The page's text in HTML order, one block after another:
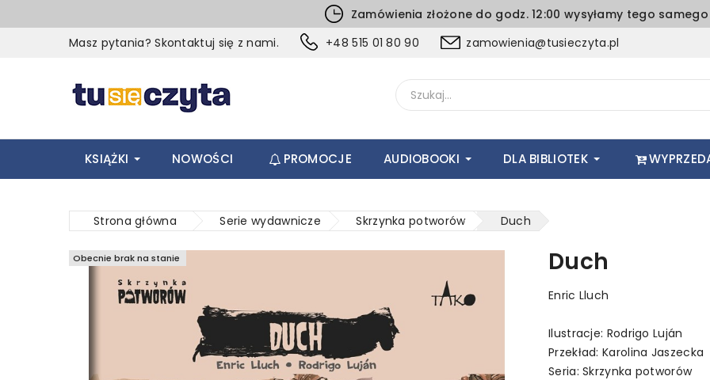
Zamówienia złożone do godz. 12:00 wysyłamy tego
Masz pytania? Skontaktuj się z nami.
+48 515 01 80 90 zamowienia@tusieczyta.pl
KSIĄŻKI NOWOŚCI PROMOCJE AUDIOBOOKI DLA BIBLIOTEK
Strona główna Serie wydawnicze Skrzynka potworów Duch
Obecnie brak na stanie
Obecnie brak na stanie Duch
Enric Lluch
Ilustracje: Rodrigo Luján
Przekład: Karolina Jaszecka
Seria: Skrzynka potworów